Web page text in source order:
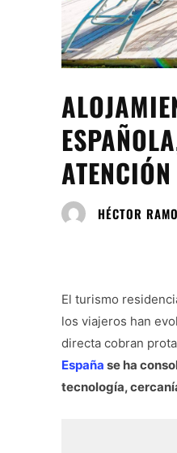
HÉCTOR
El turismo
los viajeros han
directa cobran
España se ha
tecnología,